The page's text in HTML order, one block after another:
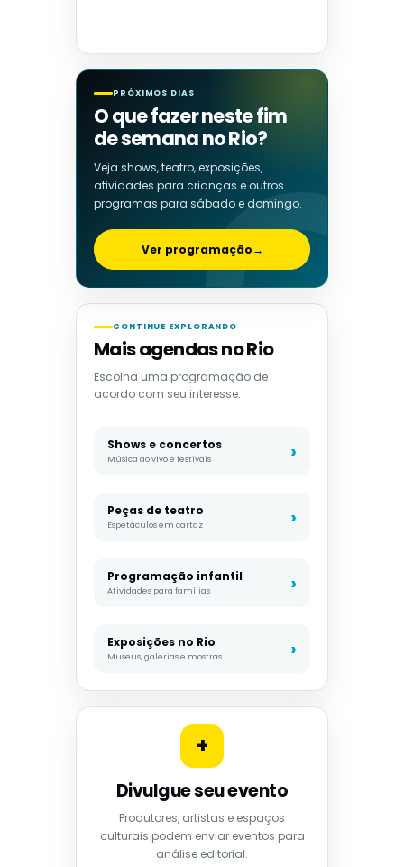
PRÓXIMOS DIAS
O que fazer neste fim
de semana no Rio?
Veja shows, teatro, exposições,
atividades para crianças e outros
programas para sábado e domingo.
Ver programação→
CONTINUE EXPLORANDO
Mais agendas no Rio
Escolha uma programação de
acordo com seu interesse.
Shows e concertos
Música ao vivo e festivais
Peças de teatro
Espetáculos em cartaz
Programação infantil
Atividades para famílias
Exposições no Rio
Museus, galerias e mostras
+
Divulgue seu evento
Produtores, artistas e espaços
culturais podem enviar eventos para
análise editorial.